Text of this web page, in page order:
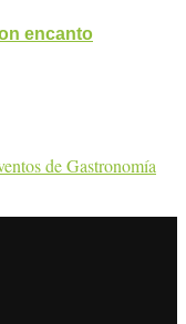
encanto